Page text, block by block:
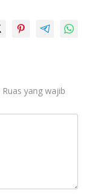
Ruas yang wajib